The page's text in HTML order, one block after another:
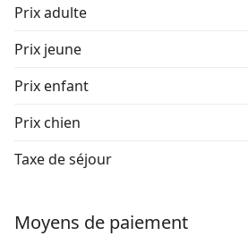
Prix adulte
Prix jeune
Prix enfant
Prix chien
Taxe de séjour
Moyens de paiement